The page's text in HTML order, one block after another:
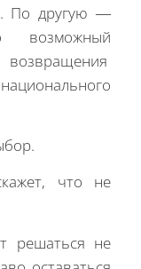
По другую —
возможный
что не
решаться не